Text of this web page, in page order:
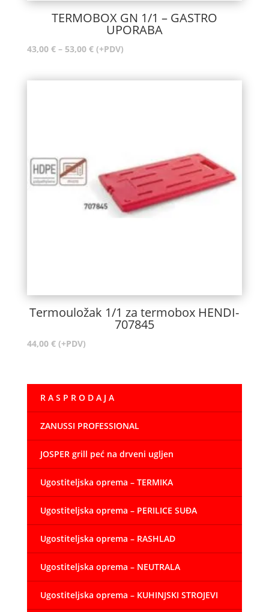
TERMOBOX GN 1/1 – GASTRO
UPORABA
43,00 € – 53,00 €Raspon
(+PDV)
Termouložak 1/1 za termobox HENDI-
707845
44,00 € (+PDV)
R A S P R O D A J A
ZANUSSI PROFESSIONAL
JOSPER grill peć na drveni ugljen
Ugostiteljska oprema – TERMIKA
Ugostiteljska oprema – PERILICE SUĐA
Ugostiteljska oprema – RASHLAD
Ugostiteljska oprema – NEUTRALA
Ugostiteljska oprema – KUHINJSKI STROJEVI